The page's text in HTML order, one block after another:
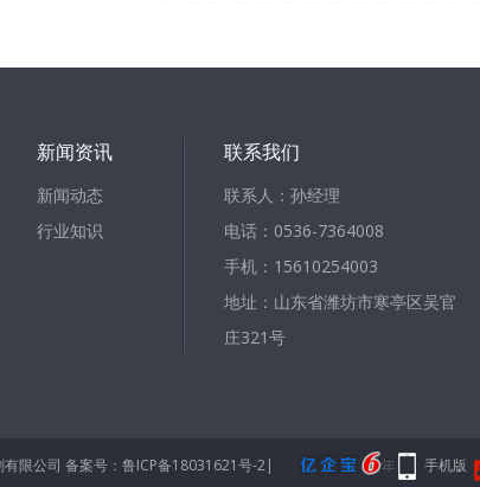
新闻资讯
新闻动态
行业知识
联系我们
联系人：孙经理
电话：0536-7364008
手机：15610254003
地址：山东省潍坊市寒亭区吴官
庄321号
限公司 备案号：鲁ICP备18031621号-2| 手机版